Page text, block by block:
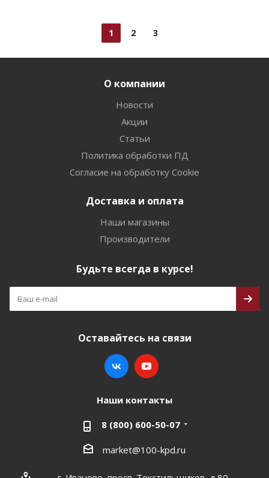
1 2 3
О компании
Новости
Акции
Статьи
Политика обработки ПД
Согласие на обработку Cookie
Доставка и оплата
Наши магазины
Производители
Будьте всегда в курсе!
Оставайтесь на связи
Наши контакты
8 (800) 600-50-07
market@100-kpd.ru